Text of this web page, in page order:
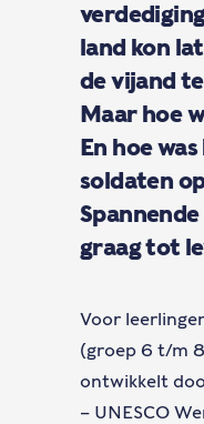
land kon
de vijand
Maar hoe
En hoe
soldaten
graag tot
Voor
(groep 6 t/m
ontwikkelt
– UNESCO